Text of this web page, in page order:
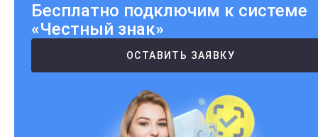
Бесплатно подключим к системе
«Честный знак»
ОСТАВИТЬ ЗАЯВКУ